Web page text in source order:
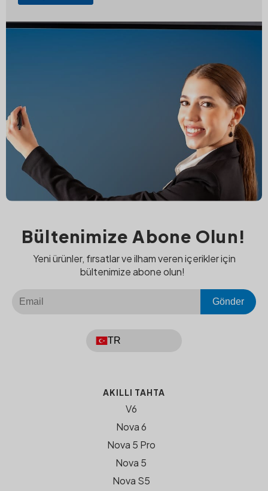
Bültenimize Abone Olun!
Yeni ürünler, fırsatlar ve ilham veren içerikler için
bültenimize abone olun!
Gönder
TR
AKILLI TAHTA
V6
Nova 6
Nova 5 Pro
Nova 5
Nova S5